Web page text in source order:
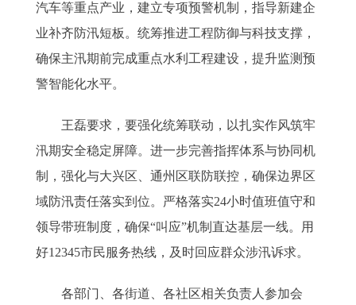
汽车等重点产业，建立专项预警机制，指导新建企
业补齐防汛短板。统筹推进工程防御与科技支撑，
确保主汛期前完成重点水利工程建设，提升监测预
警智能化水平。
王磊要求，要强化统筹联动，以扎实作风筑牢
汛期安全稳定屏障。进一步完善指挥体系与协同机
制，强化与大兴区、通州区联防联控，确保边界区
域防汛责任落实到位。严格落实24小时值班值守和
领导带班制度，确保“叫应”机制直达基层一线。用
好12345市民服务热线，及时回应群众涉汛诉求。
各部门、各街道、各社区相关负责人参加会